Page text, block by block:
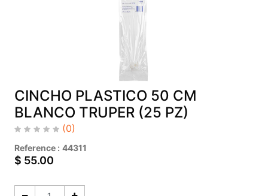
CINCHO PLASTICO 50 CM
BLANCO TRUPER (25 PZ)
(0)
Reference : 44311
$ 55.00